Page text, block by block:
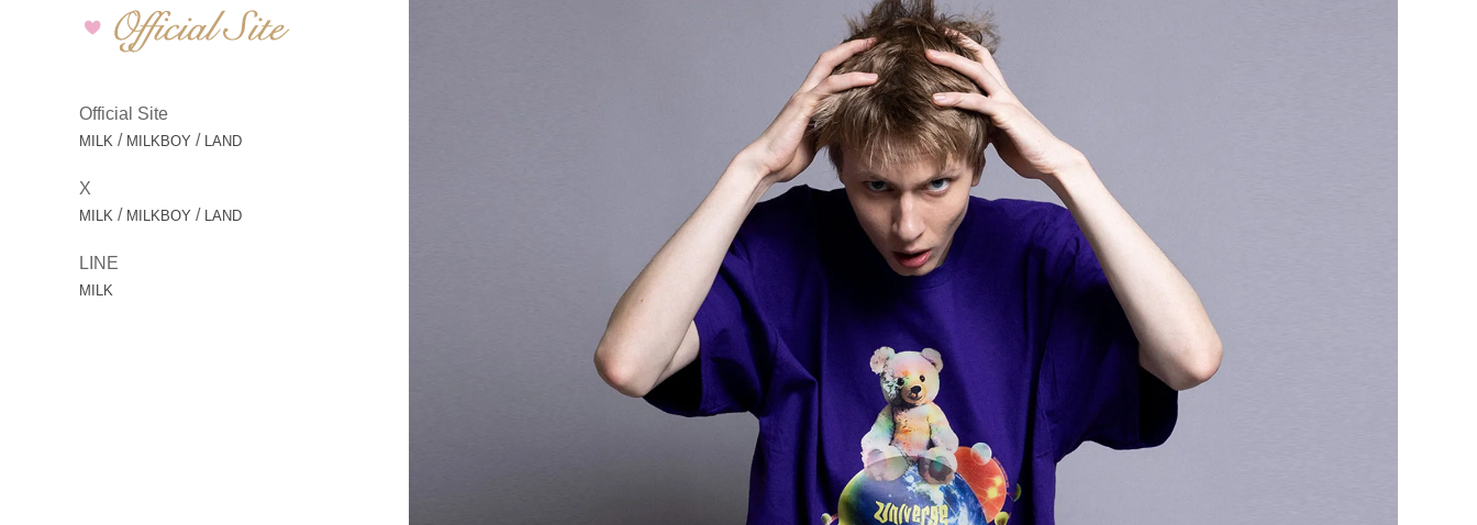
Official Site
MILK / MILKBOY / LAND
X
MILK / MILKBOY / LAND
LINE
MILK